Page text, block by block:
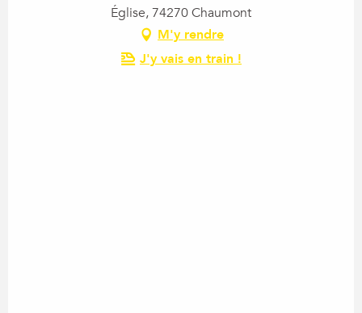
Église, 74270 Chaumont
M'y rendre
J'y vais en train !